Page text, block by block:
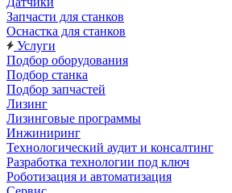
Запчасти для станков
Оснастка для станков
Услуги
Подбор оборудования
Подбор станка
Подбор запчастей
Лизинг
Лизинговые программы
Инжиниринг
Технологический аудит и консалтинг
Разработка технологии под ключ
Роботизация и автоматизация